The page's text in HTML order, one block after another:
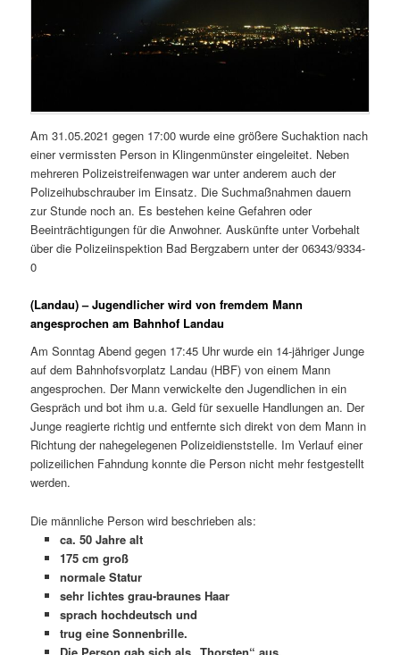
Am 31.05.2021 gegen 17:00 wurde eine größere Suchaktion nach
einer vermissten Person in Klingenmünster eingeleitet. Neben
mehreren Polizeistreifenwagen war unter anderem auch der
Polizeihubschrauber im Einsatz. Die Suchmaßnahmen dauern
zur Stunde noch an. Es bestehen keine Gefahren oder
Beeinträchtigungen für die Anwohner. Auskünfte unter Vorbehalt
über die Polizeiinspektion Bad Bergzabern unter der 06343/9334-
0
(Landau) – Jugendlicher wird von fremdem Mann
angesprochen am Bahnhof Landau
Am Sonntag Abend gegen 17:45 Uhr wurde ein 14-jähriger Junge
auf dem Bahnhofsvorplatz Landau (HBF) von einem Mann
angesprochen. Der Mann verwickelte den Jugendlichen in ein
Gespräch und bot ihm u.a. Geld für sexuelle Handlungen an. Der
Junge reagierte richtig und entfernte sich direkt von dem Mann in
Richtung der nahegelegenen Polizeidienststelle. Im Verlauf einer
polizeilichen Fahndung konnte die Person nicht mehr festgestellt
werden.
Die männliche Person wird beschrieben als:
ca. 50 Jahre alt
175 cm groß
normale Statur
sehr lichtes grau-braunes Haar
sprach hochdeutsch und
trug eine Sonnenbrille.
Die Person gab sich als „Thorsten“ aus.